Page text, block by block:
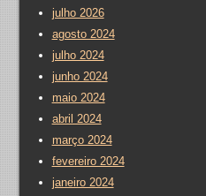
julho 2026
agosto 2024
julho 2024
junho 2024
maio 2024
abril 2024
março 2024
fevereiro 2024
janeiro 2024